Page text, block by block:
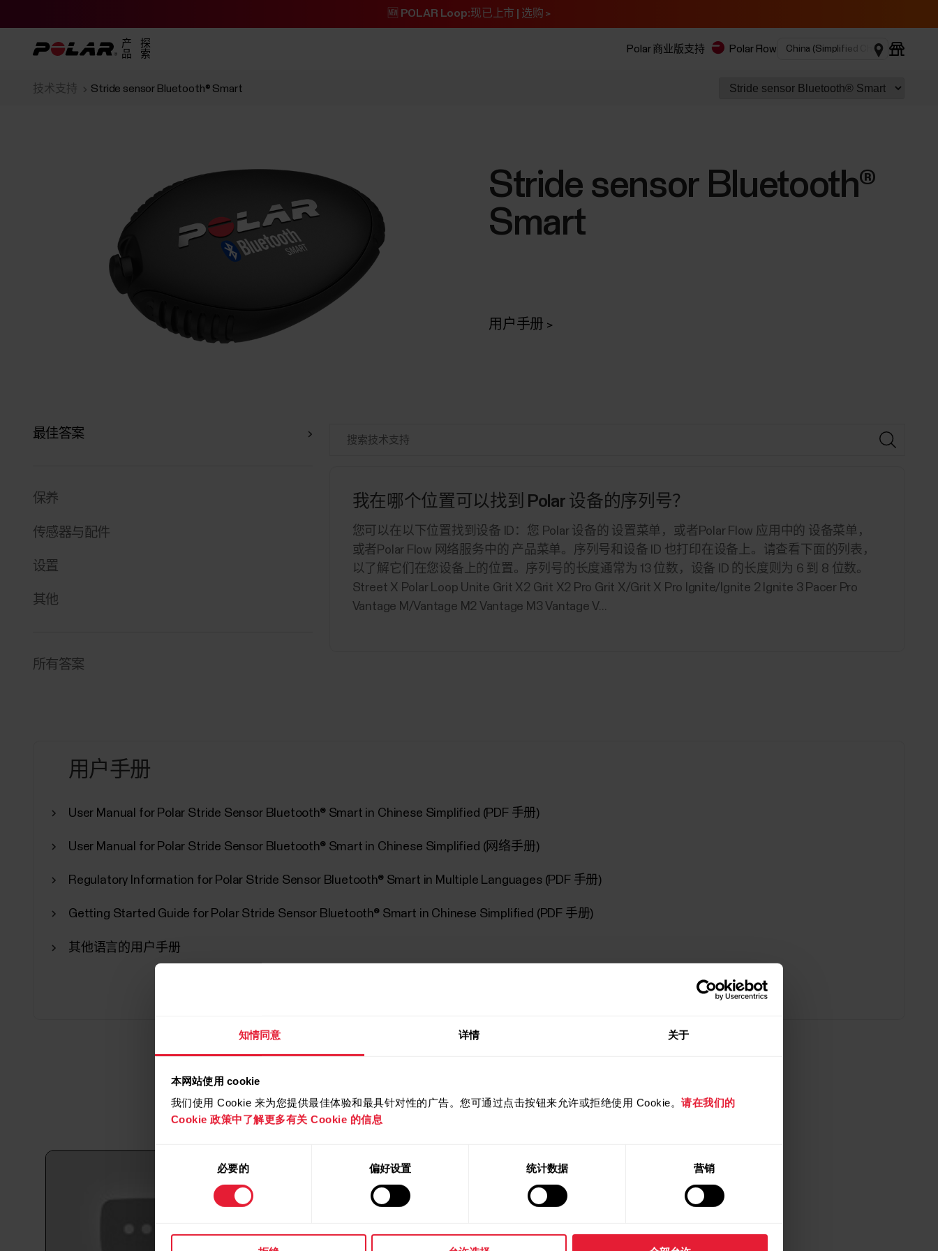
知情同意 详情 关于
本网站使用 cookie
我们使用 Cookie 来为您提供最佳体验和最具针对性的广告。您可通过点击按钮来允许或拒绝使用 Cookie。 请在我们的
Cookie 政策中了解更多有关 Cookie 的信息
同
必要的 偏好设置 统计数据 营销
🆕 POLAR Loop:现已上市 | 选购 >
产
品
探
索
Polar 商业版支持 Polar Flow
技术支持 Stride sensor Bluetooth® Smart
Stride sensor Bluetooth®
Smart
用户手册
最佳答案
保养
传感器与配件
设置
其他
所有答案
我在哪个位置可以找到 Polar 设备的序列号？
您可以在以下位置找到设备 ID：您 Polar 设备的 设置菜单，或者Polar Flow 应用中的 设备菜单，
或者Polar Flow 网络服务中的 产品菜单。序列号和设备 ID 也打印在设备上。请查看下面的列表，
以了解它们在您设备上的位置。序列号的长度通常为 13 位数，设备 ID 的长度则为 6 到 8 位数。
Street X Polar Loop Unite Grit X2 Grit X2 Pro Grit X/Grit X Pro Ignite/Ignite 2 Ignite 3 Pacer Pro
Vantage M/Vantage M2 Vantage M3 Vantage V...
用户手册
User Manual for Polar Stride Sensor Bluetooth® Smart in Chinese Simplified (PDF 手册)
User Manual for Polar Stride Sensor Bluetooth® Smart in Chinese Simplified (网络手册)
Regulatory Information for Polar Stride Sensor Bluetooth® Smart in Multiple Languages (PDF 手册)
Getting Started Guide for Polar Stride Sensor Bluetooth® Smart in Chinese Simplified (PDF 手册)
其他语言的用户手册